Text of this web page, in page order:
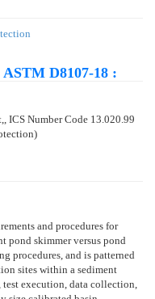
D8107-18 :
ICS Number Code 13.020.99
and procedures for
pond skimmer versus pond
procedures, and is patterned
sites within a sediment
execution, data collection,